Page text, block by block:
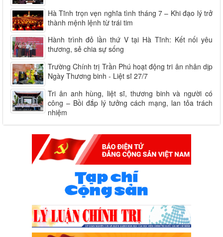
Hà Tĩnh trọn vẹn nghĩa tình tháng 7 – Khi đạo lý trở
thành mệnh lệnh từ trái tim
Hành trình đỏ lần thứ V tại Hà Tĩnh: Kết nối yêu
thương, sẻ chia sự sống
Trường Chính trị Trần Phú hoạt động tri ân nhân dịp
Ngày Thương binh - Liệt sĩ 27/7
Tri ân anh hùng, liệt sĩ, thương binh và người có
công – Bồi đắp lý tưởng cách mạng, lan tỏa trách
nhiệm